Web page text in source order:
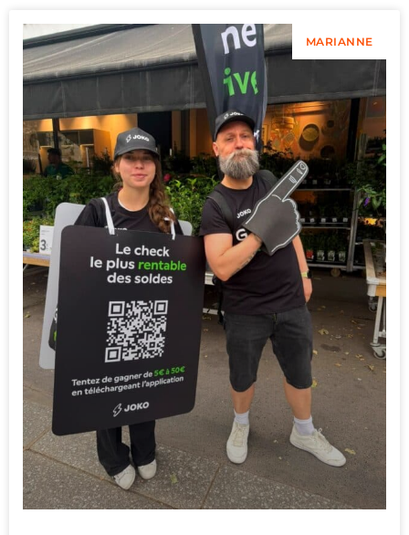
MARIANNE